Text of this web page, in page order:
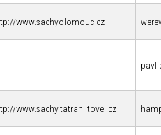
www.sachyolomouc.cz
www.sachy.tatranlitovel.cz